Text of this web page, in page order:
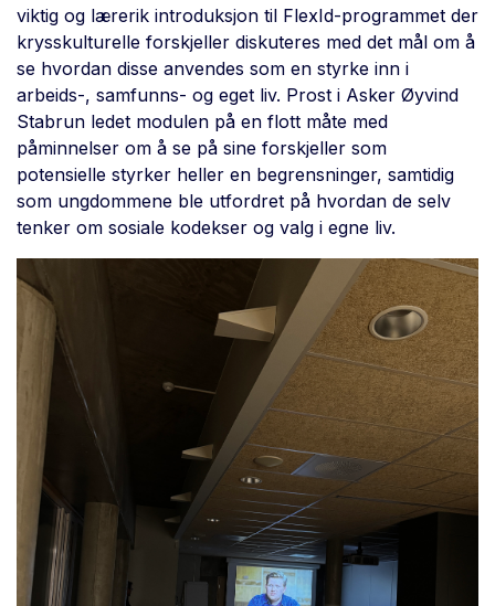
viktig og lærerik introduksjon til FlexId-programmet der
krysskulturelle forskjeller diskuteres med det mål om å
se hvordan disse anvendes som en styrke inn i
arbeids-, samfunns- og eget liv. Prost i Asker Øyvind
Stabrun ledet modulen på en flott måte med
påminnelser om å se på sine forskjeller som
potensielle styrker heller en begrensninger, samtidig
som ungdommene ble utfordret på hvordan de selv
tenker om sosiale kodekser og valg i egne liv.